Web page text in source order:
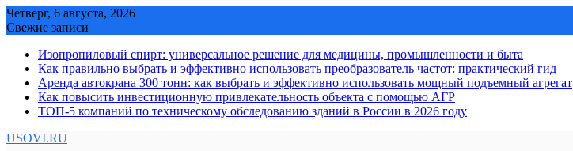
Skip
to
Четверг, 6 августа, 2026
Свежие записи
Изопропиловый спирт: универсальное решение для медицины, промышленности и быта
Как правильно выбрать и эффективно использовать преобразователь частот: практический гид
Аренда автокрана 300 тонн: как выбрать и эффективно использовать мощный подъемный агрегат
Как повысить инвестиционную привлекательность объекта с помощью АГР
ТОП-5 компаний по техническому обследованию зданий в России в 2026 году
USOVI.RU